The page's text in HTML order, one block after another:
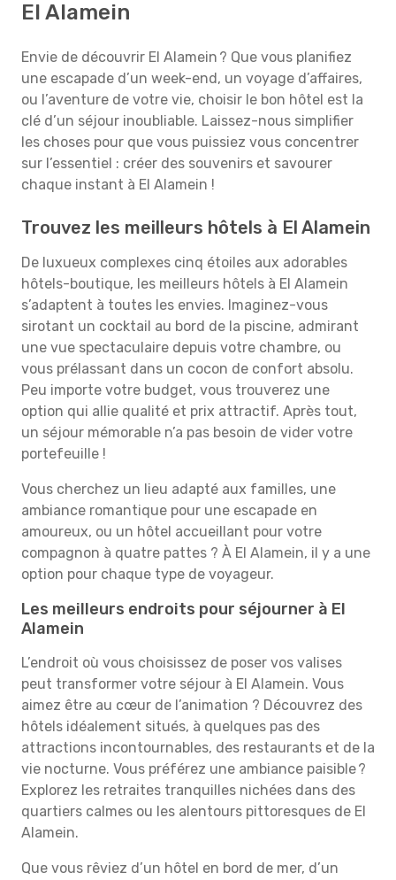
El Alamein
Envie de découvrir El Alamein ? Que vous planifiez
une escapade d’un week-end, un voyage d’affaires,
ou l’aventure de votre vie, choisir le bon hôtel est la
clé d’un séjour inoubliable. Laissez-nous simplifier
les choses pour que vous puissiez vous concentrer
sur l’essentiel : créer des souvenirs et savourer
chaque instant à El Alamein !
Trouvez les meilleurs hôtels à El Alamein
De luxueux complexes cinq étoiles aux adorables
hôtels-boutique, les meilleurs hôtels à El Alamein
s’adaptent à toutes les envies. Imaginez-vous
sirotant un cocktail au bord de la piscine, admirant
une vue spectaculaire depuis votre chambre, ou
vous prélassant dans un cocon de confort absolu.
Peu importe votre budget, vous trouverez une
option qui allie qualité et prix attractif. Après tout,
un séjour mémorable n’a pas besoin de vider votre
portefeuille !
Vous cherchez un lieu adapté aux familles, une
ambiance romantique pour une escapade en
amoureux, ou un hôtel accueillant pour votre
compagnon à quatre pattes ? À El Alamein, il y a une
option pour chaque type de voyageur.
Les meilleurs endroits pour séjourner à El
Alamein
L’endroit où vous choisissez de poser vos valises
peut transformer votre séjour à El Alamein. Vous
aimez être au cœur de l’animation ? Découvrez des
hôtels idéalement situés, à quelques pas des
attractions incontournables, des restaurants et de la
vie nocturne. Vous préférez une ambiance paisible ?
Explorez les retraites tranquilles nichées dans des
quartiers calmes ou les alentours pittoresques de El
Alamein.
Que vous rêviez d’un hôtel en bord de mer, d’un